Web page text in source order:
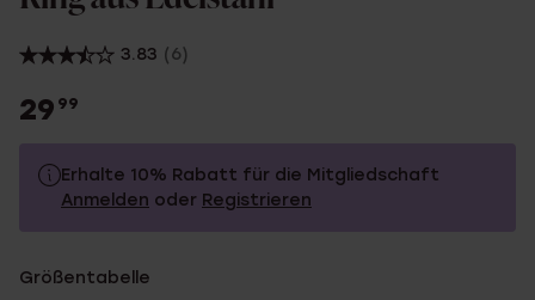
3.83 (6)
29 99
Erhalte 10% Rabatt für die Mitgliedschaft
Anmelden oder Registrieren
Ohne Mitgliederrabatt
Größentabelle